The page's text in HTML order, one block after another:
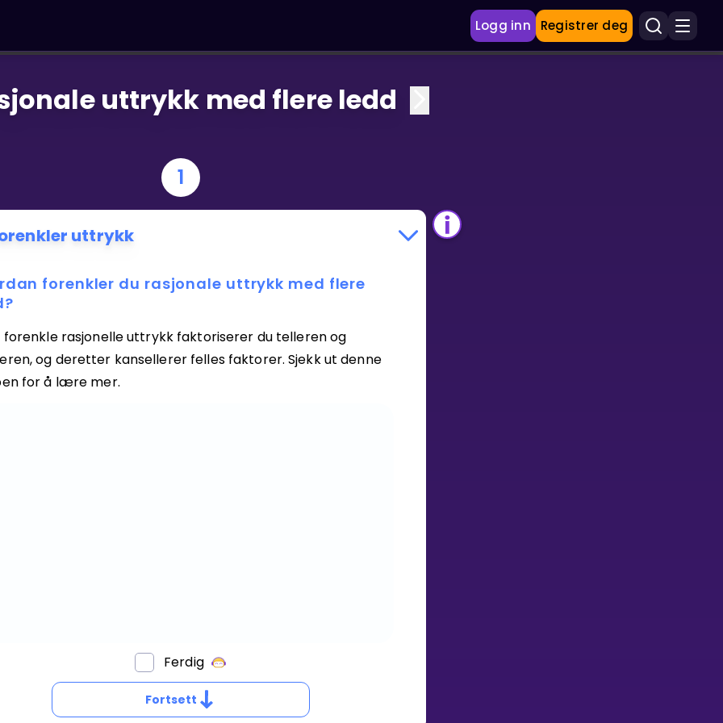
Logg inn Registrer deg
uttrykk med flere ledd
1
uttrykk
forenkler du rasjonale uttrykk med flere
forenkle rasjonelle uttrykk faktoriserer du telleren og
og deretter kansellerer felles faktorer. Sjekk ut denne
for å lære mer.
Ferdig
Fortsett